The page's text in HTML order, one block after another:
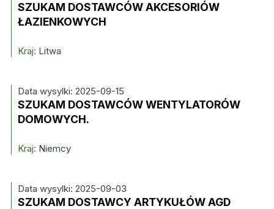
SZUKAM DOSTAWCÓW AKCESORIÓW
ŁAZIENKOWYCH
Kraj: Litwa
Data wysylki: 2025-09-15
SZUKAM DOSTAWCÓW WENTYLATORÓW
DOMOWYCH.
Kraj: Niemcy
Data wysylki: 2025-09-03
SZUKAM DOSTAWCY ARTYKUŁÓW AGD